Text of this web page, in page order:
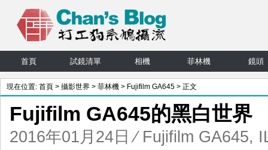
首頁 試鏡清單 相機 菲林機 鏡頭
現在位置: 首頁 > 攝影世界 > 菲林機 > Fujifilm GA645 > 正文
Fujifilm GA645的黑白世界
2016年01月24日 ⁄ Fujifilm GA645,